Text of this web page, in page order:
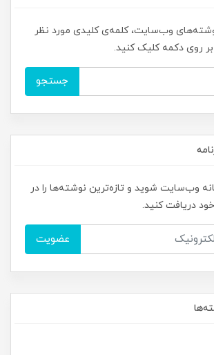
وب‌سایت، کلمه‌ی کلیدی مورد نظر
روی دکمه کلیک کنید.
جستجو
وب‌سایت شوید و تازه‌ترین نوشته‌ها را در
دریافت کنید.
عضویت